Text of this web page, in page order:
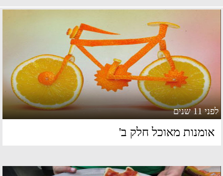
שנים
מאוכל חלק ב'